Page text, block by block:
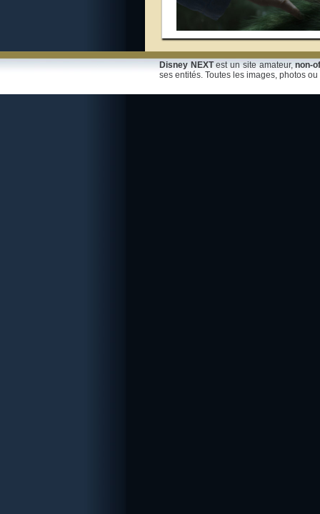
Disney NEXTest un site amateur,non-
ses entités. Toutes les images, photos